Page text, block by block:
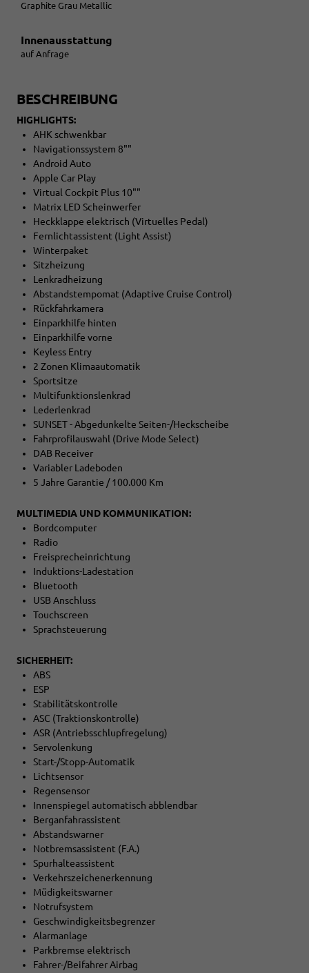
Graphite Grau Metallic
Innenausstattung
auf Anfrage
BESCHREIBUNG
HIGHLIGHTS:
AHK schwenkbar
Navigationssystem 8""
Android Auto
Apple Car Play
Virtual Cockpit Plus 10""
Matrix LED Scheinwerfer
Heckklappe elektrisch (Virtuelles Pedal)
Fernlichtassistent (Light Assist)
Winterpaket
Sitzheizung
Lenkradheizung
Abstandstempomat (Adaptive Cruise Control)
Rückfahrkamera
Einparkhilfe hinten
Einparkhilfe vorne
Keyless Entry
2 Zonen Klimaautomatik
Sportsitze
Multifunktionslenkrad
Lederlenkrad
SUNSET - Abgedunkelte Seiten-/Heckscheibe
Fahrprofilauswahl (Drive Mode Select)
DAB Receiver
Variabler Ladeboden
5 Jahre Garantie / 100.000 Km
MULTIMEDIA UND KOMMUNIKATION:
Bordcomputer
Radio
Freisprecheinrichtung
Induktions-Ladestation
Bluetooth
USB Anschluss
Touchscreen
Sprachsteuerung
SICHERHEIT:
ABS
ESP
Stabilitätskontrolle
ASC (Traktionskontrolle)
ASR (Antriebsschlupfregelung)
Servolenkung
Start-/Stopp-Automatik
Lichtsensor
Regensensor
Innenspiegel automatisch abblendbar
Berganfahrassistent
Abstandswarner
Notbremsassistent (F.A.)
Spurhalteassistent
Verkehrszeichenerkennung
Müdigkeitswarner
Notrufsystem
Geschwindigkeitsbegrenzer
Alarmanlage
Parkbremse elektrisch
Fahrer-/Beifahrer Airbag